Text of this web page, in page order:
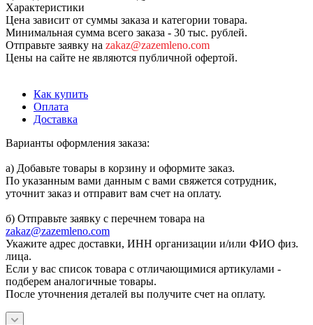
Характеристики
Цена зависит от суммы заказа и категории товара.
Минимальная сумма всего заказа - 30 тыс. рублей.
Отправьте заявку на zakaz@zazemleno.com
Цены на сайте не являются публичной офертой.
Как купить
Оплата
Доставка
Варианты оформления заказа:
а) Добавьте товары в корзину и оформите заказ.
По указанным вами данным с вами свяжется сотрудник,
уточнит заказ и отправит вам счет на оплату.
б) Отправьте заявку с перечнем товара на
zakaz@zazemleno.com
Укажите адрес доставки, ИНН организации и/или ФИО физ.
лица.
Если у вас список товара с отличающимися артикулами -
подберем аналогичные товары.
После уточнения деталей вы получите счет на оплату.